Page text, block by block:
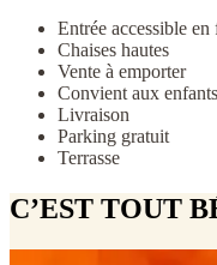
Entrée accessible
Chaises hautes
Vente à emporter
Convient aux enfants
Livraison
Parking gratuit
Terrasse
C’EST TOUT